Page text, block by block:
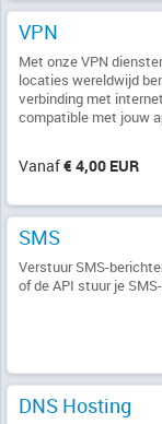
VPN
Met onze VPN
locaties wereldwijd
verbinding met
compatible met jouw
Vanaf€ 4,00 EUR
SMS
Verstuur SMS-
of de API stuur je
DNS Hosting